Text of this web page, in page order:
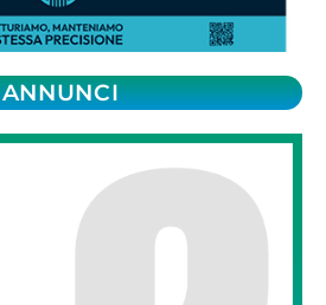
ANNUNCI